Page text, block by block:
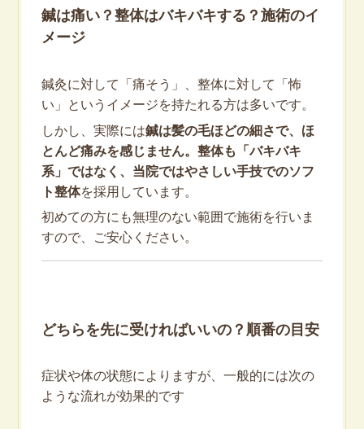
鍼は痛い？整体はバキバキする？施術のイ
メージ
鍼灸に対して「痛そう」、整体に対して「怖
い」というイメージを持たれる方は多いです。
しかし、実際には鍼は髪の毛ほどの細さで、ほ
とんど痛みを感じません。整体も「バキバキ
系」ではなく、当院ではやさしい手技でのソフ
ト整体を採用しています。
初めての方にも無理のない範囲で施術を行いま
すので、ご安心ください。
どちらを先に受ければいいの？順番の目安
症状や体の状態によりますが、一般的には次の
ような流れが効果的です